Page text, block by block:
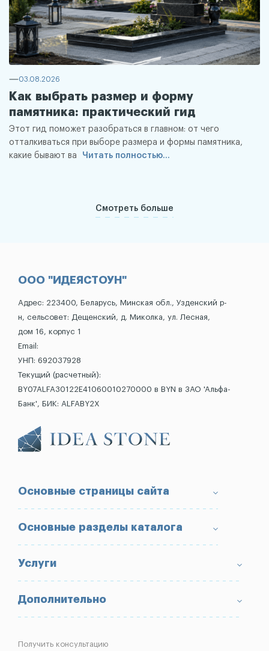
03.08.2026
Как выбрать размер и форму
памятника: практический гид
Этот гид поможет разобраться в главном: от чего
отталкиваться при выборе размера и формы памятника,
какие бывают ва
Читать полностью...
Смотреть больше
ООО "ИДЕЯСТОУН"
Адрес: 223400, Беларусь, Минская обл., Узденский р-
н, сельсовет: Дещенский, д. Миколка, ул. Лесная,
дом 16, корпус 1
Email:
УНП: 692037928
Текущий (расчетный):
BY07ALFA30122E41060010270000 в BYN в ЗАО 'Альфа-
Банк', БИК: ALFABY2X
Основные страницы сайта
О компании
Доставка и оплата
Условия возврата товара
Портфолио
Вопрос-Ответ
Блог
Основные разделы каталога
Памятники
Ограды
Надгробные плиты
Вазы
Услуги
Благоустройство могил
Изготовление памятников
Дополнительно
Получить консультацию